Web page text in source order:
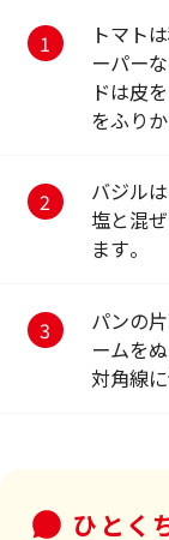
トマト
ーパー
ドは皮
をふりか
バジル
塩と混
ます。
パンの
ームを
対角線に
ひとく